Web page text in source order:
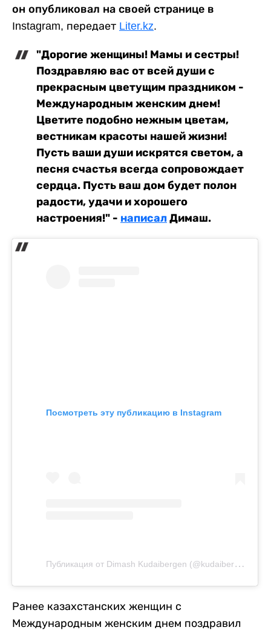
он опубликовал на своей странице в
Instagram, передает Liter.kz.
"Дорогие женщины! Мамы и сестры!
Поздравляю вас от всей души с
прекрасным цветущим праздником -
Международным женским днем!
Цветите подобно нежным цветам,
вестникам красоты нашей жизни!
Пусть ваши души искрятся светом, а
песня счастья всегда сопровождает
сердца. Пусть ваш дом будет полон
радости, удачи и хорошего
настроения!" - написалДимаш.
Посмотреть эту публикацию в Instagram
П
убликация от Dimash Kudaibergen (@kudaibergenov.dimash)
Ранее казахстанских женщин с
Международным женским днем поздравил